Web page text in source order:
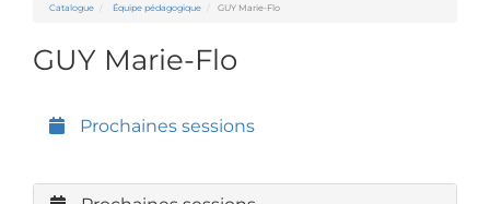
Catalogue Équipe pédagogique GUY Marie-Flo
GUY Marie-Flo
Prochaines sessions